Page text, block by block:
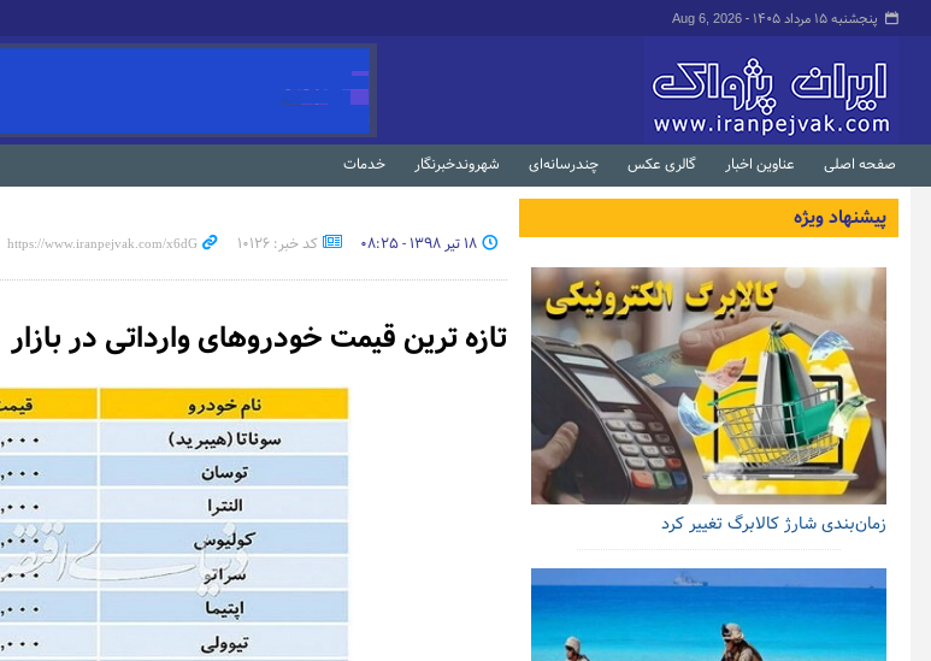
پنجشنبه ۱۵ مرداد ۱۴۰۵ - Aug 6, 2026
صفحه اصلی عناوین اخبار گالری عکس چندرسانه‌ای شهروندخبرنگار خدمات
۱۸ تیر ۱۳۹۸ - ۰۸:۲۵ کد خبر: 10126
تازه ترین قیمت خودروهای وارداتی در بازار
پیشنهاد ویژه
زمان‌بندی شارژ کالابرگ تغییر کرد